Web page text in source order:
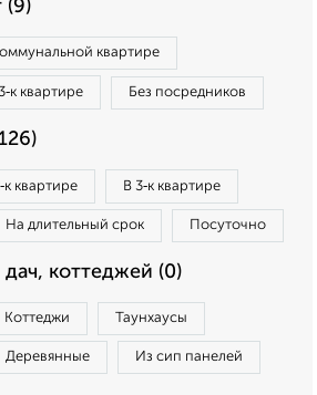
(9)
квартире
квартире Без посредников
квартире В 3‑к квартире
На длительный срок Посуточно
коттеджей (0)
Коттеджи Таунхаусы
Деревянные Из сип панелей